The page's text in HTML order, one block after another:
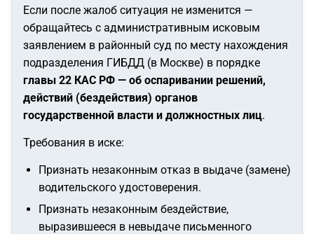
Если после жалоб ситуация не изменится —
обращайтесь с административным исковым
заявлением в районный суд по месту нахождения
подразделения ГИБДД (в Москве) в порядке
главы 22 КАС РФ — об оспаривании решений,
действий (бездействия) органов
государственной власти и должностных лиц.
Требования в иске:
Признать незаконным отказ в выдаче (замене)
водительского удостоверения.
Признать незаконным бездействие,
выразившееся в невыдаче письменного